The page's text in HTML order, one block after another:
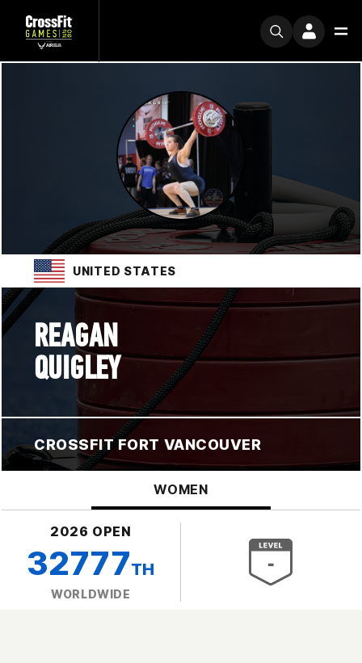
UNITED STATES
REAGAN
QUIGLEY
CROSSFIT FORT VANCOUVER
WOMEN
2026 OPEN
32777TH
WORLDWIDE